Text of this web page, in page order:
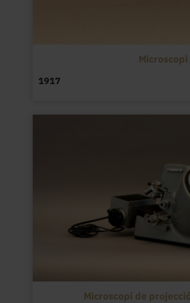
1917
Microscopi de